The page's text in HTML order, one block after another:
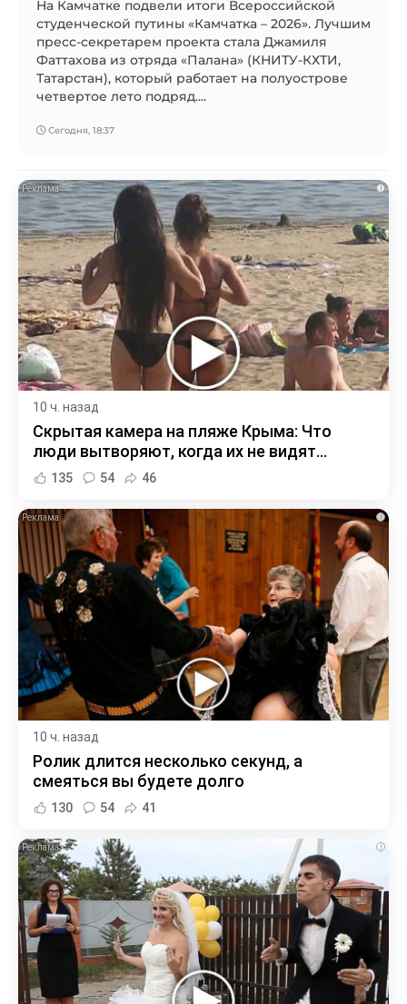
На Камчатке подвели итоги Всероссийской
студенческой путины «Камчатка – 2026». Лучшим
пресс-секретарем проекта стала Джамиля
Фаттахова из отряда «Палана» (КНИТУ-КХТИ,
Татарстан), который работает на полуострове
четвертое лето подряд....
Сегодня, 18:37
i
10 ч. назад
Скрытая камера на пляже Крыма: Что
люди вытворяют, когда их не видят...
135 54 46
i
10 ч. назад
Ролик длится несколько секунд, а
смеяться вы будете долго
130 54 41
i